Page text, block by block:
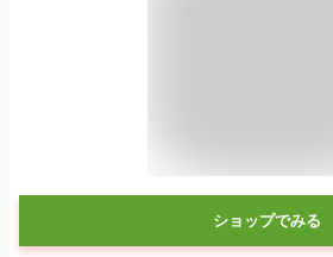
ショップでみる